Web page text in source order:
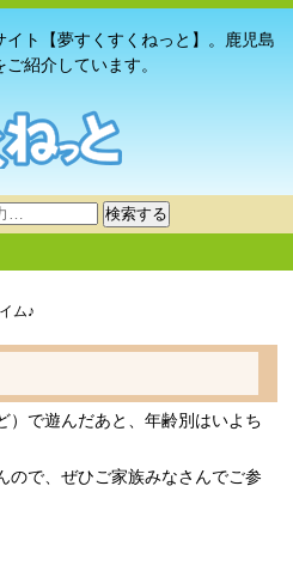
ト【夢すくすくねっと】。鹿児島
紹介しています。
検索する
ム♪
）で遊んだあと、年齢別はいよち
ので、ぜひご家族みなさんでご参